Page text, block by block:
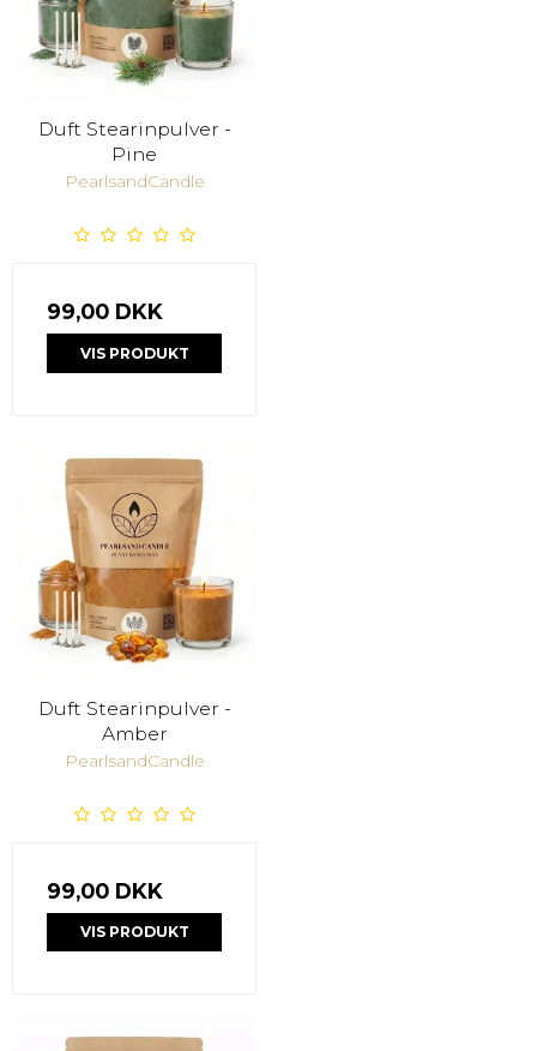
Duft Stearinpulver -
Pine
PearlsandCandle
99,00 DKK
VIS PRODUKT
Duft Stearinpulver -
Amber
PearlsandCandle
99,00 DKK
VIS PRODUKT